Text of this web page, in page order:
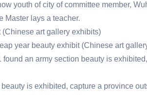
youth of city of committee member,
Master lays a teacher.
art gallery exhibits)
year beauty exhibit (Chinese art
an army section beauty is
is exhibited, capture a province